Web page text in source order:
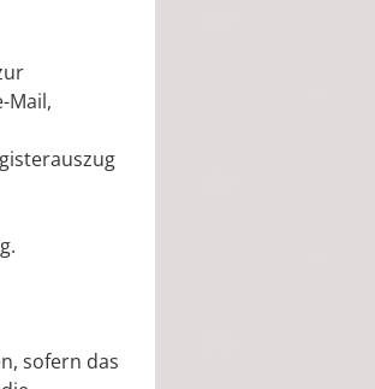
Mail,
sofern das